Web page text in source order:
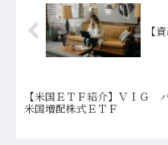
【
【米国ＥＴＦ紹介】ＶＩＧ
米国増配株式ＥＴＦ